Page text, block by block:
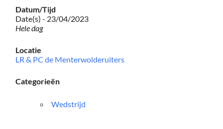
Datum/Tijd
Date(s) - 23/04/2023
Hele dag
Locatie
LR & PC de Menterwolderuiters
Categorieën
Wedstrijd